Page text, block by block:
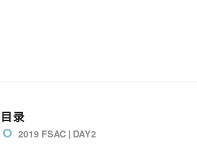
目录
2019 FSAC | DAY2